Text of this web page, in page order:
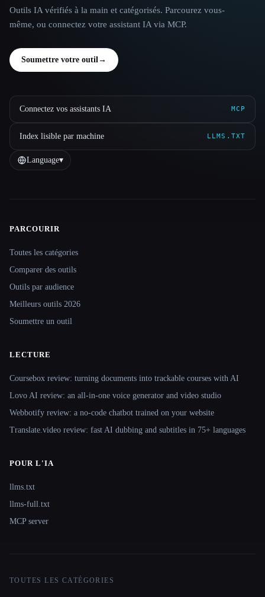
Outils IA vérifiés à la main et catégorisés. Parcourez vous-
même, ou connectez votre assistant IA via MCP.
Soumettre votre outil →
Connectez vos assistants IA MCP
Index lisible par machine LLMS.TXT
Language▾
Site navigation
PARCOURIR
Toutes les catégories
Comparer des outils
Outils par audience
Meilleurs outils 2026
Soumettre un outil
LECTURE
Coursebox review: turning documents into trackable courses with AI
Lovo AI review: an all-in-one voice generator and video studio
Webbotify review: a no-code chatbot trained on your website
Translate.video review: fast AI dubbing and subtitles in 75+ languages
POUR L'IA
llms.txt
llms-full.txt
MCP server
TOUTES LES CATÉGORIES